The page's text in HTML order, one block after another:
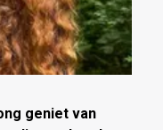
geniet van